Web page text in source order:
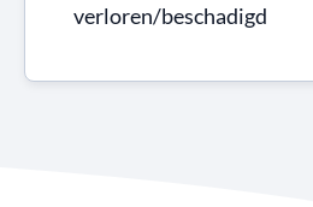
verloren/beschadigd